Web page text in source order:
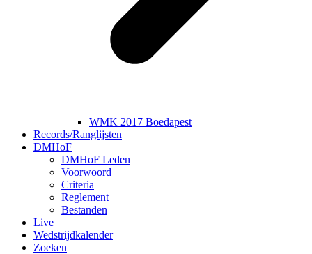
WMK 2017 Boedapest
Records/Ranglijsten
DMHoF
DMHoF Leden
Voorwoord
Criteria
Reglement
Bestanden
Live
Wedstrijdkalender
Zoeken